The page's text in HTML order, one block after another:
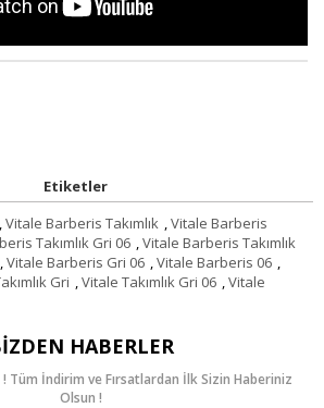
Etiketler
,Vitale Barberis Takımlık ,Vitale Barberis
Takımlık Gri 06 ,Vitale Barberis Takımlık
,Vitale Barberis Gri 06 ,Vitale Barberis 06 ,
Gri ,Vitale Takımlık Gri 06 ,Vitale
HABERLER
Tüm İndirim ve Fırsatlardan İlk Sizin Haberiniz
Olsun !